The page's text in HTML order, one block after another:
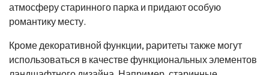
атмосферу старинного парка и придают особую
романтику месту.
Кроме декоративной функции, раритеты также могут
использоваться в качестве функциональных элементов